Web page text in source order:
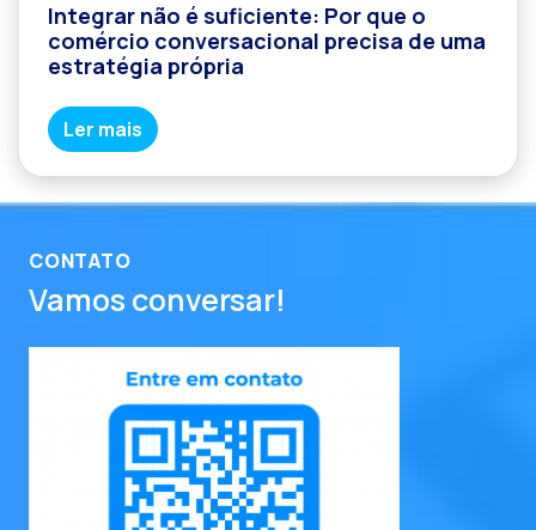
Integrar não é suficiente: Por que o
comércio conversacional precisa de uma
estratégia própria
Ler mais
CONTATO
Vamos conversar!